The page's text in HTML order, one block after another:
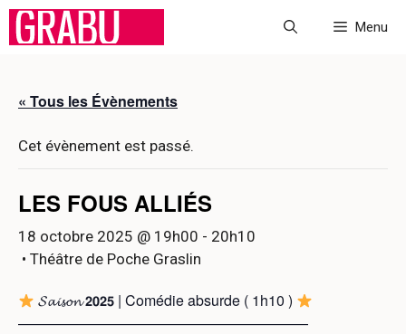
Aller
Menu
« Tous les Évènements
Cet évènement est passé.
LES FOUS ALLIÉS
18 octobre 2025 @ 19h00 - 20h10
• Théâtre de Poche Graslin
𝓢𝓪𝓲𝓼𝓸𝓷 𝟮𝟬𝟮𝟱 | Comédie absurde ( 1h10 )
————————————————————